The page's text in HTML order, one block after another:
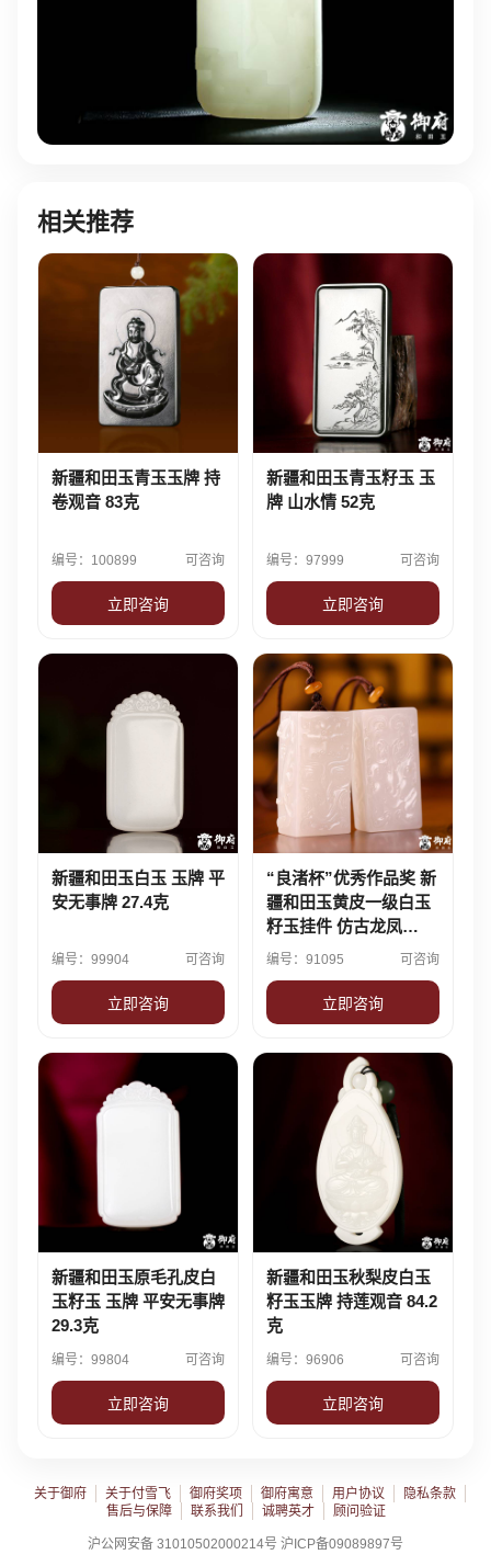
相关推荐
新疆和田玉青玉玉牌 持
卷观音 83克
编号：100899 可咨询
立即咨询
新疆和田玉青玉籽玉 玉
牌 山水情 52克
编号：97999 可咨询
立即咨询
新疆和田玉白玉 玉牌 平
安无事牌 27.4克
编号：99904 可咨询
立即咨询
“良渚杯”优秀作品奖 新
疆和田玉黄皮一级白玉
籽玉挂件 仿古龙凤
102.2克
编号：91095 可咨询
立即咨询
新疆和田玉原毛孔皮白
玉籽玉 玉牌 平安无事牌
29.3克
编号：99804 可咨询
立即咨询
新疆和田玉秋梨皮白玉
籽玉玉牌 持莲观音 84.2
克
编号：96906 可咨询
立即咨询
关于御府 关于付雪飞 御府奖项 御府寓意 用户协议
隐私条款
售后与保障
联系我们 诚聘英才 顾问验证
沪公网安备 31010502000214号 沪ICP备09089897号